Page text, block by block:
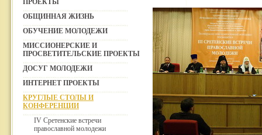
ПРОЕКТЫ
ОБЩИННАЯ ЖИЗНЬ
ОБУЧЕНИЕ МОЛОДЕЖИ
МИССИОНЕРСКИЕ И
ПРОСВЕТИТЕЛЬСКИЕ ПРОЕКТЫ
ДОСУГ МОЛОДЕЖИ
ИНТЕРНЕТ ПРОЕКТЫ
КРУГЛЫЕ СТОЛЫ И
КОНФЕРЕНЦИИ
IV Сретенские встречи
православной молодежи